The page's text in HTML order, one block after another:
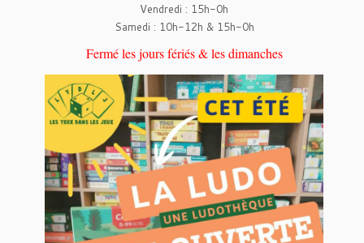
Vendredi : 15h-0h
Samedi : 10h-12h & 15h-0h
Fermé les jours fériés & les dimanches